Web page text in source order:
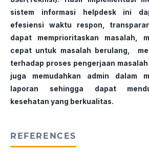
sistem informasi helpdesk ini
efesiensi waktu respon,
dapat memprioritaskan masalah,
cepat untuk masalah berulang,
terhadap proses pengerjaan
juga memudahkan admin dalam
laporan sehingga dapat
kesehatan yang berkualitas.
REFERENCES